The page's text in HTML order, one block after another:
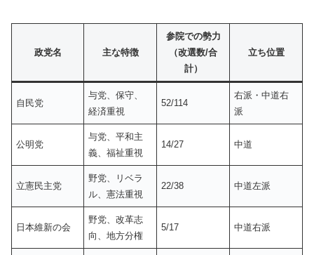
政党名 主な特徴
参院での勢力
（改選数/合
計）
立ち位置
自民党
与党、保守、
経済重視
52/114
右派・中道右
派
公明党
与党、平和主
義、福祉重視
14/27 中道
立憲民主党
野党、リベラ
ル、憲法重視
22/38 中道左派
日本維新の会
野党、改革志
向、地方分権
5/17 中道右派